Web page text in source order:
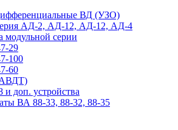
ВД (УЗО)
АД-2, АД-12, АД-12, АД-4
модульной серии
29
100
60
доп. устройства
ВА 88-33, 88-32, 88-35